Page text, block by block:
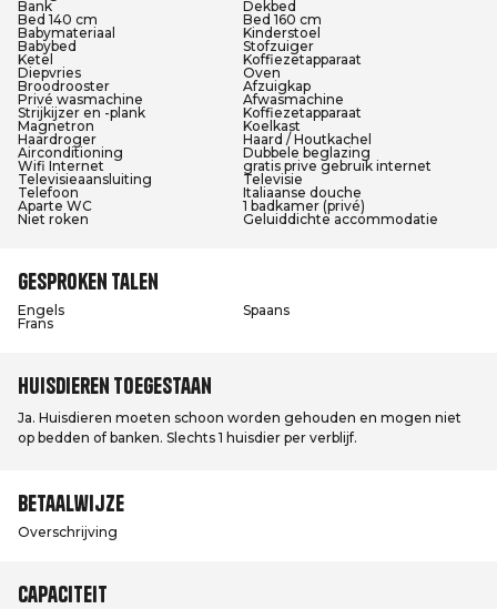
Bank
Dekbed
Bed 140 cm
Bed 160 cm
Babymateriaal
Kinderstoel
Babybed
Stofzuiger
Ketel
Koffiezetapparaat
Diepvries
Oven
Broodrooster
Afzuigkap
Privé wasmachine
Afwasmachine
Strijkijzer en -plank
Koffiezetapparaat
Magnetron
Koelkast
Haardroger
Haard / Houtkachel
Airconditioning
Dubbele beglazing
Wifi Internet
gratis prive gebruik internet
Televisieaansluiting
Televisie
Telefoon
Italiaanse douche
Aparte WC
1 badkamer (privé)
Niet roken
Geluiddichte accommodatie
Gesproken talen
Engels
Spaans
Frans
Huisdieren toegestaan
Ja. Huisdieren moeten schoon worden gehouden en mogen niet
op bedden of banken. Slechts 1 huisdier per verblijf.
Betaalwijze
Overschrijving
Capaciteit